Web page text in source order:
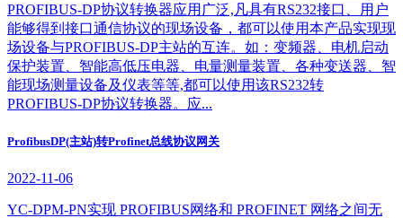
PROFIBUS-DP协议转换器应用广泛,凡具有RS232接口、用户
能够得到接口通信协议的现场设备，都可以使用本产品实现现
场设备与PROFIBUS-DP主站的互连。如：变频器、电机启动
保护装置、智能高低压电器、电量测量装置、各种变送器、智
能现场测量设备及仪表等等,都可以使用该RS232转
PROFIBUS-DP协议转换器。应...
ProfibusDP(主站)转Profinet总线协议网关
2022-11-06
YC-DPM-PN实现 PROFIBUS网络和 PROFINET 网络之间无